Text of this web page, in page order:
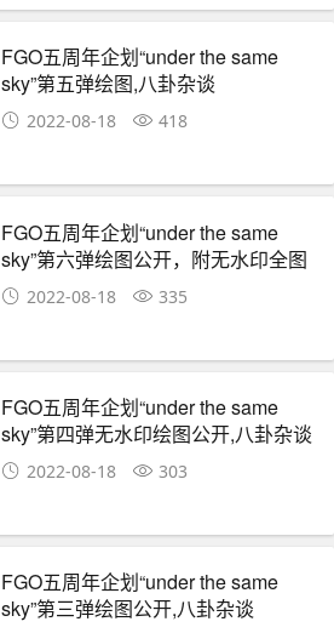
FGO五周年企划“under the same
sky”第五弹绘图,八卦杂谈
2022-08-18 418
FGO五周年企划“under the same
sky”第六弹绘图公开，附无水印全图
集分享,八卦杂谈
2022-08-18 335
FGO五周年企划“under the same
sky”第四弹无水印绘图公开,八卦杂谈
2022-08-18 303
FGO五周年企划“under the same
sky”第三弹绘图公开,八卦杂谈